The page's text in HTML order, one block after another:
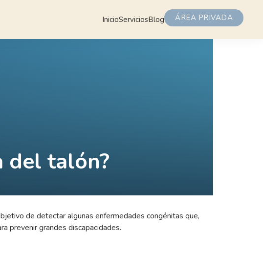
InicioServiciosBlog ÁREA PRIVADA
del talón?
de detectar algunas enfermedades congénitas que,
prevenir grandes discapacidades.